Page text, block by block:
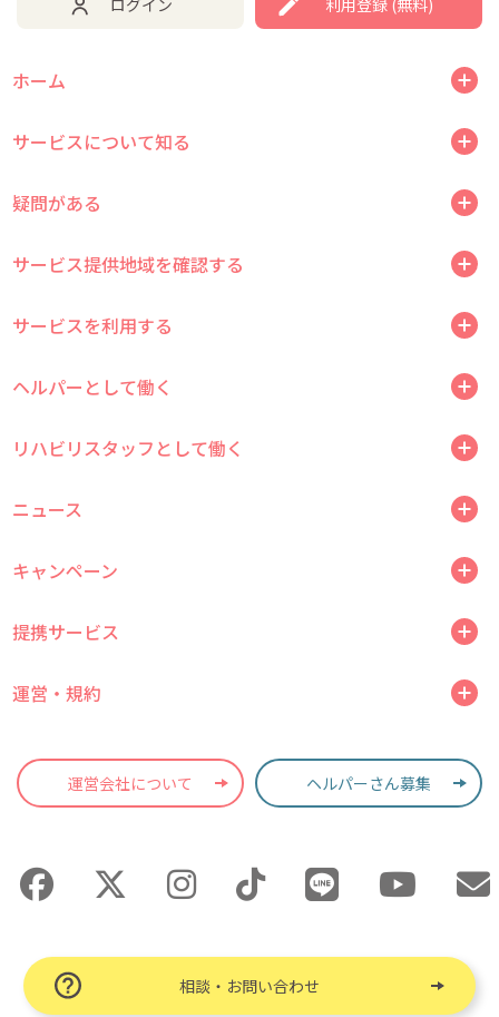
ログイン 利用登録 (無料)
ホーム
サービスについて知る
疑問がある
サービス提供地域を確認する
サービスを利用する
ヘルパーとして働く
リハビリスタッフとして働く
ニュース
キャンペーン
提携サービス
運営・規約
運営会社について ヘルパーさん募集
相談・お問い合わせ